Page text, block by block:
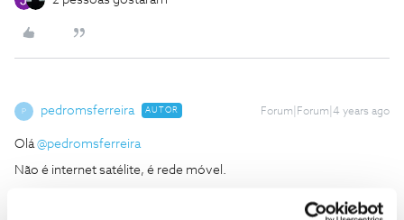
P pedromsferreira AUTOR Forum|Forum|4 years ago
Olá@pedromsferreira
Não é internet satélite, é rede móvel.
alto, e idealmente virado para a torre mais próxima.